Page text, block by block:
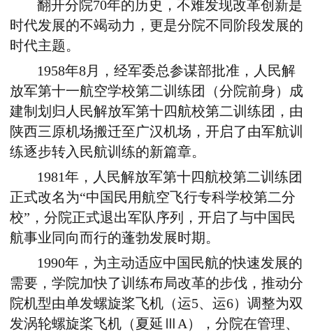
翻开分院70年的历史，不难发现改革创新是
时代发展的不竭动力，更是分院不同阶段发展的
时代主题。
1958年8月，经军委总参谋部批准，人民解
放军第十一航空学校第二训练团（分院前身）成
建制划归人民解放军第十四航校第二训练团，由
陕西三原机场搬迁至广汉机场，开启了由军航训
练逐步转入民航训练的新篇章。
1981年，人民解放军第十四航校第二训练团
正式改名为“中国民用航空飞行专科学校第二分
校”，分院正式退出军队序列，开启了与中国民
航事业同向而行的蓬勃发展时期。
1990年，为主动适应中国民航的快速发展的
需要，学院加快了训练布局改革的步伐，推动分
院机型由单发螺旋桨飞机（运5、运6）调整为双
发涡轮螺旋桨飞机（夏延ⅢA），分院在管理、